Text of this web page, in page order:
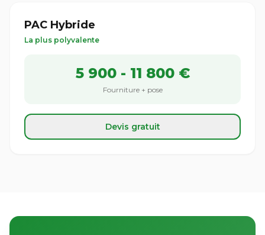
PAC Hybride
La plus polyvalente
5 900 - 11 800 €
Fourniture + pose
Devis gratuit